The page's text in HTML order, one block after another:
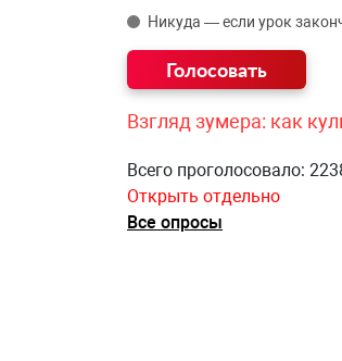
Никуда — если урок
Взгляд зумера: как
Всего проголосовало:
Открыть отдельно
Все опросы